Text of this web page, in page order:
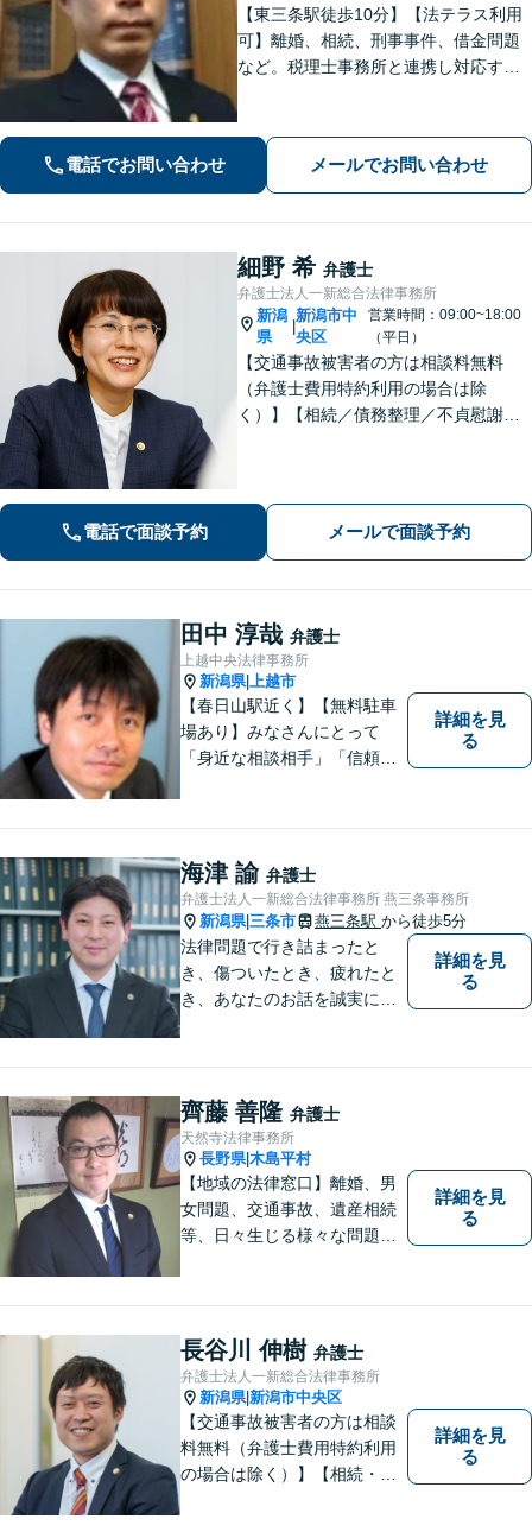
【東三条駅徒歩10分】【法テラス利用
可】離婚、相続、刑事事件、借金問題
など。税理士事務所と連携し対応する
まずはお気軽にご相談ください【休
日・夜間相談可】
電話でお問い合わせ メールでお問い合わせ
細野 希 弁護士
弁護士法人一新総合法律事務所
新潟
県
|
新潟市中
央区
営業時間：09:00~18:00
（平日）
【交通事故被害者の方は相談料無料
（弁護士費用特約利用の場合は除
く）】【相続／債務整理／不貞慰謝料
き、気持ちに寄り添いながら法的サポ
ートをいたします。
電話で面談予約 メールで面談予約
田中 淳哉 弁護士
上越中央法律事務所
新潟県| 上越市
【春日山駅近く】【無料駐車
場あり】みなさんにとって
「身近な相談相手」「信頼で
士】相談にいらっしゃるお一
人お一人の不安や悩みをしっ
かり受け止め、丁寧な対応を
心がけます。お気軽にご相談
ください。
詳細を見
る
海津 諭 弁護士
弁護士法人一新総合法律事務所 燕三条事務所
新潟県| 三条市 燕三条駅 から徒歩5分
法律問題で行き詰まったと
き、傷ついたとき、疲れたと
き、あなたのお話を誠実にお
詳細を見
る
齊藤 善隆 弁護士
天然寺法律事務所
長野県|木島平村
【地域の法律窓口】離婚、男
女問題、交通事故、遺産相続
等、日々生じる様々な問題に
す。
詳細を見
る
長谷川 伸樹 弁護士
弁護士法人一新総合法律事務所
新潟県|新潟市中央区
【交通事故被害者の方は相談
料無料（弁護士費用特約利用
の場合は除く）】【相続・債
詳細を見
る